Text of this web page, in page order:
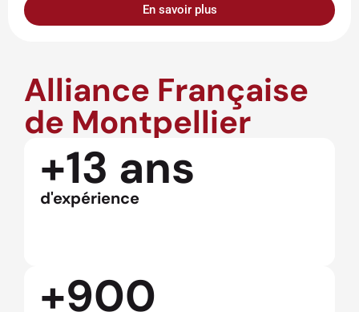
En savoir plus
Alliance Française
de Montpellier
+13 ans
d'expérience
+900